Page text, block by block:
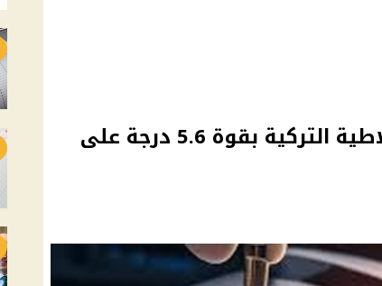
زلزال قوي يضرب ولاية ملاطية التركية بقوة 5.6 درجة على